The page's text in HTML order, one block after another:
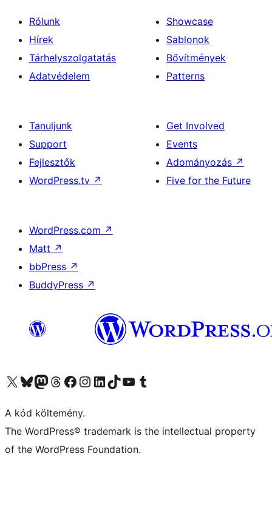
Rólunk
Hírek
Tárhelyszolgatatás
Adatvédelem
Showcase
Sablonok
Bővítmények
Patterns
Tanuljunk
Support
Fejlesztők
WordPress.tv ↗
Get Involved
Events
Adományozás ↗
Five for the Future
WordPress.com ↗
Matt ↗
bbPress ↗
BuddyPress ↗
Visit our X (formerly Twitter) account
Visit our Bluesky account
Twitter csatornánk
Visit our Threads account
Facebook oldalunk megtekintése
Visit our Instagram account
Visit our LinkedIn account
Visit our TikTok account
Visit our YouTube channel
Visit our Tumblr account
A kód költemény.
The WordPress® trademark is the intellectual property
of the WordPress Foundation.